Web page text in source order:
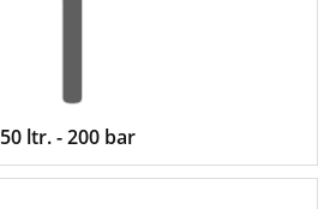
50 ltr. - 200 bar